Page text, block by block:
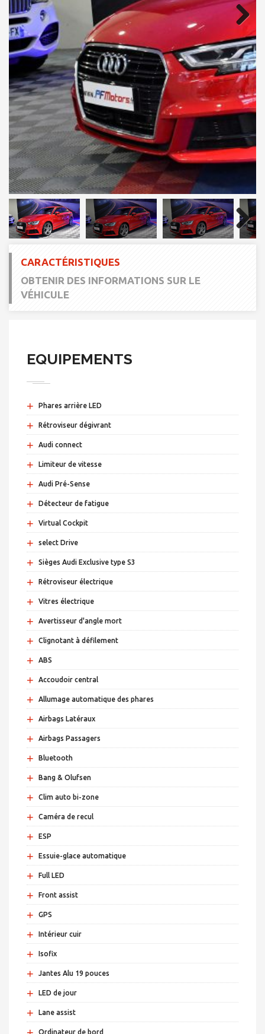
Next
CARACTÉRISTIQUES
OBTENIR DES INFORMATIONS SUR LE
VÉHICULE
EQUIPEMENTS
+ Phares arrière LED
+ Rétroviseur dégivrant
+ Audi connect
+ Limiteur de vitesse
+ Audi Pré-Sense
+ Détecteur de fatigue
+ Virtual Cockpit
+ select Drive
+ Sièges Audi Exclusive type S3
+ Rétroviseur électrique
+ Vitres électrique
+ Avertisseur d'angle mort
+ Clignotant à défilement
+ ABS
+ Accoudoir central
+ Allumage automatique des phares
+ Airbags Latéraux
+ Airbags Passagers
+ Bluetooth
+ Bang & Olufsen
+ Clim auto bi-zone
+ Caméra de recul
+ ESP
+ Essuie-glace automatique
+ Full LED
+ Front assist
+ GPS
+ Intérieur cuir
+ Isofix
+ Jantes Alu 19 pouces
+ LED de jour
+ Lane assist
Ordinateur de bord